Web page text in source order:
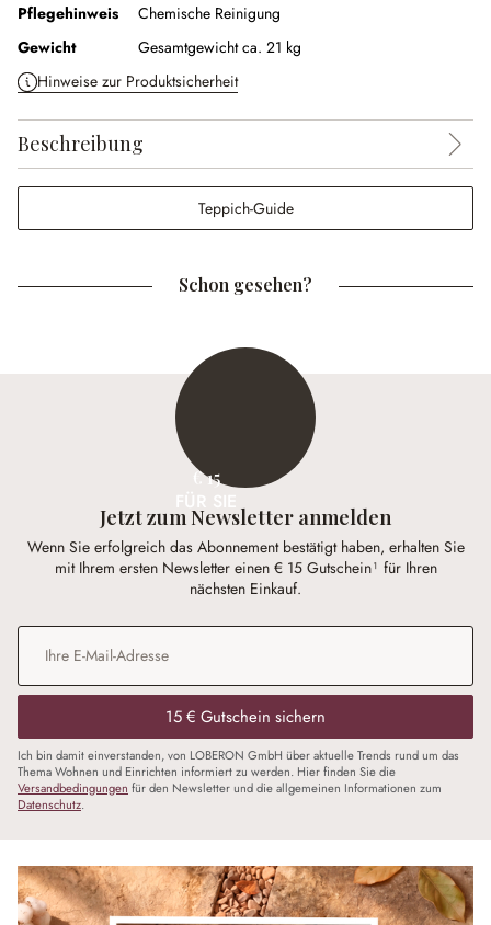
Pflegehinweis
Chemische Reinigung
Gewicht
Gesamtgewicht ca. 21 kg
Hinweise zur Produktsicherheit
Beschreibung
Teppich-Guide
Schon gesehen?
€ 15
Jetzt zum Newsletter anmelden
Wenn Sie erfolgreich das Abonnement bestätigt haben, erhalten Sie
mit Ihrem ersten Newsletter einen € 15 Gutschein¹ für Ihren
nächsten Einkauf.
E-Mail-Adresse
15 € Gutschein sichern
Ich bin damit einverstanden, von LOBERON GmbH über aktuelle Trends rund um das
Thema Wohnen und Einrichten informiert zu werden. Hier finden Sie die
Versandbedingungen für den Newsletter und die allgemeinen Informationen zum
Datenschutz.